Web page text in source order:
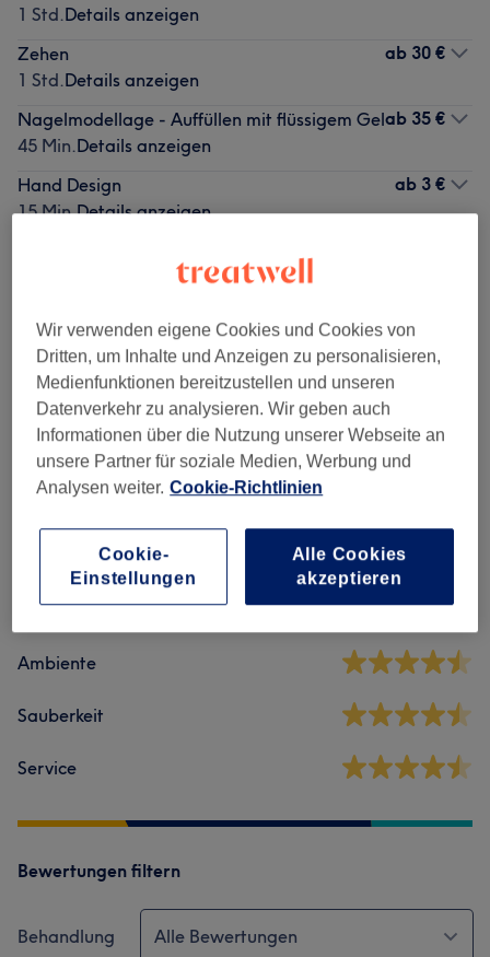
1 Std.Details anzeigen
Zehen
1 Std.Details anzeigen
ab 30 €
Nagelmodellage - Auffüllen mit flüssigem Gel
45 Min.Details anzeigen
ab 35 €
Hand Design
15 Min.Details anzeigen
ab 3 €
Nagelmodellage (5 ) ab 30 €
Maniküre & Pediküre (4) ab 0,50 €
Salonbewertungen
4,6 18 Bewertungen
Ambiente
Sauberkeit
Service
Bewertungen filtern
Behandlung Alle Bewertungen
Wir verwenden eigene Cookies und Cookies von
Dritten, um Inhalte und Anzeigen zu personalisieren,
Medienfunktionen bereitzustellen und unseren
Datenverkehr zu analysieren. Wir geben auch
Informationen über die Nutzung unserer Webseite an
unsere Partner für soziale Medien, Werbung und
Analysen weiter. Cookie-Richtlinien
Cookie-
Einstellungen
Alle Cookies
akzeptieren